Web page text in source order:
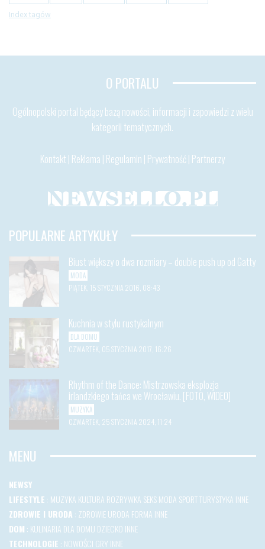
Index tagów
O PORTALU
Ogólnopolski portal będący bazą nowości, informacji i zapowiedzi z wielu
kategorii tematycznych.
Kontakt | Reklama | Regulamin | Prywatność| Partnerzy
POPULARNE ARTYKUŁY
Biust większy o dwa rozmiary – double push up od Gatty
MODA
PIĄTEK, 15 STYCZNIA 2016, 08:43
Kuchnia w stylu rustykalnym
DLA DOMU
CZWARTEK, 05 STYCZNIA 2017, 16:26
Rhythm of the Dance: Mistrzowska eksplozja
irlandzkiego tańca we Wrocławiu. [FOTO, WIDEO]
MUZYKA
CZWARTEK, 25 STYCZNIA 2024, 11:24
MENU
NEWSY
LIFESTYLE : MUZYKA KULTURA ROZRYWKA SEKSMODA SPORTTURYSTYKA INNE
ZDROWIE I URODA : ZDROWIEURODA FORMA INNE
DOM : KULINARIA DLA DOMU DZIECKO INNE
TECHNOLOGIE : NOWOŚCI GRY INNE